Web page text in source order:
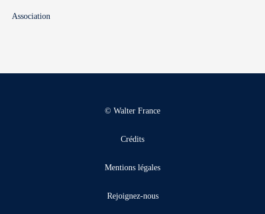
Association
© Walter France
Crédits
Mentions légales
Rejoignez-nous